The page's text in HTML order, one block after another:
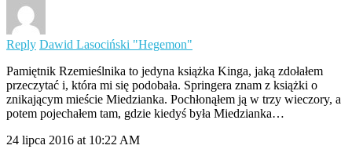
Reply Dawid Lasociński "Hegemon"
Pamiętnik Rzemieślnika to jedyna książka Kinga, jaką zdołałem
przeczytać i, która mi się podobała. Springera znam z książki o
znikającym mieście Miedzianka. Pochłonąłem ją w trzy wieczory, a
potem pojechałem tam, gdzie kiedyś była Miedzianka…
24 lipca 2016 at 10:22 AM